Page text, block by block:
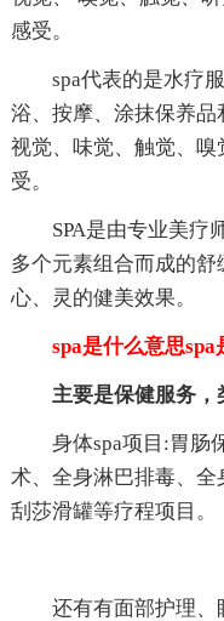
感受。
spa代表的是水疗服
浴、按摩、涂抹保养
视觉、味觉、触觉、
受。
SPA是由专业美疗
多个元素组合而成的舒
心、灵的健美效果。
spa是什么意思spa
主要是保健服务，
身体spa项目:胃肠
术、全身淋巴排毒、
刮莎滑罐等疗程项目。
还有有面部护理、